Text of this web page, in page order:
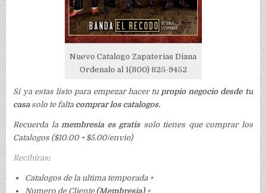
Nuevo Catalogo Zapaterias Diana
Ordenalo al 1(800) 825-9452
Si ya estas listo para empezar hacer tu propio negocio desde tu
casasolo te falta comprar los catalogos.
Recuerda lamembresia es gratissolo tienes que comprar los
Catalogos ($10.00 + $5.00/envio)
Recibiras:
Catalogos de la ultima temporada +
Numero de Cliente(Membresia)+